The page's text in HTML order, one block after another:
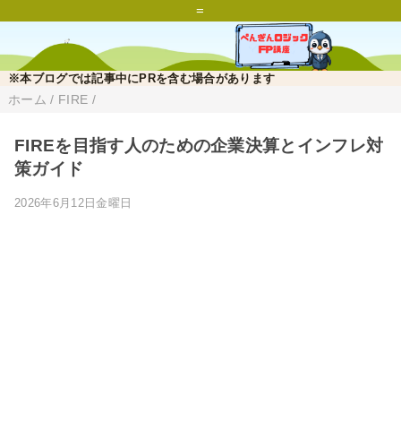
=
※本ブログでは記事中にPRを含む場合があります
ホーム / FIRE /
FIREを目指す人のための企業決算とインフレ対
策ガイド
2026年6月12日金曜日